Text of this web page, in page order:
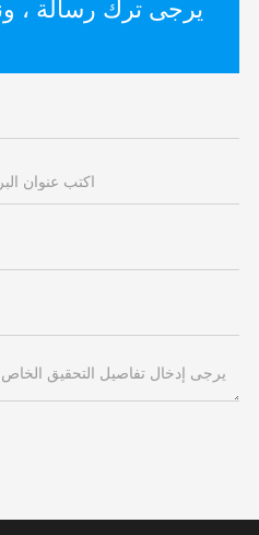
يرجى ترك رسالة